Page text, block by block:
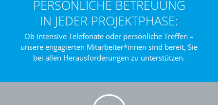
PERSÖNLICHE BETREUUNG
IN JEDER PROJEKTPHASE:
Ob intensive Telefonate oder persönliche Treffen –
unsere engagierten Mitarbeiter*innen sind bereit, Sie
bei allen Herausforderungen zu unterstützen.